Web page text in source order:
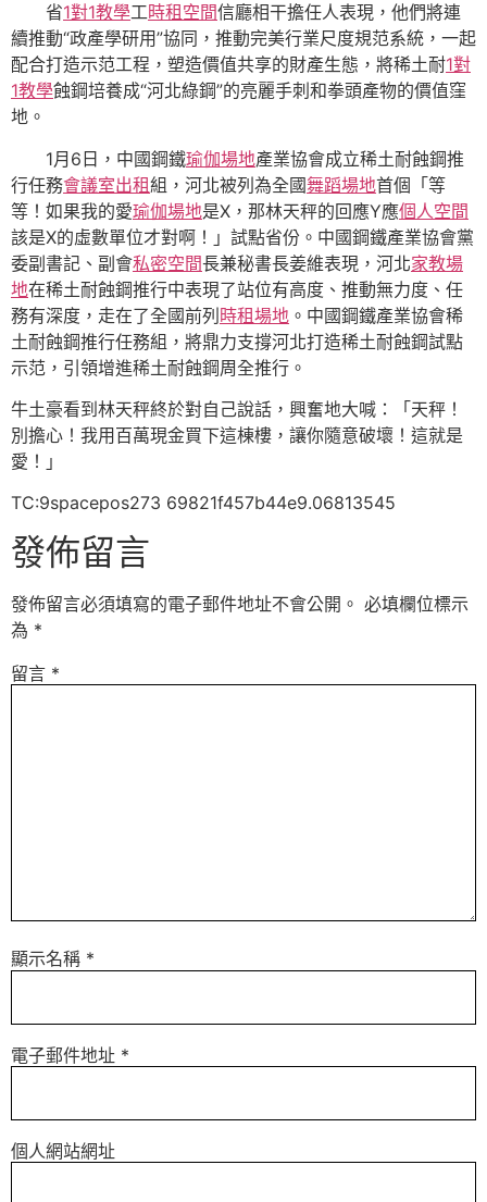
省1對1教學工時租空間信廳相干擔任人表現，他們將連
續推動“政產學研用”協同，推動完美行業尺度規范系統，一起
配合打造示范工程，塑造價值共享的財產生態，將稀土耐1對
1教學蝕鋼培養成“河北綠鋼”的亮麗手刺和拳頭產物的價值窪
地。
1月6日，中國鋼鐵瑜伽場地產業協會成立稀土耐蝕鋼推
行任務會議室出租組，河北被列為全國舞蹈場地首個「等
等！如果我的愛瑜伽場地是X，那林天秤的回應Y應個人空間
該是X的虛數單位才對啊！」試點省份。中國鋼鐵產業協會黨
委副書記、副會私密空間長兼秘書長姜維表現，河北家教場
地在稀土耐蝕鋼推行中表現了站位有高度、推動無力度、任
務有深度，走在了全國前列時租場地 。中國鋼鐵產業協會稀
土耐蝕鋼推行任務組，將鼎力支撐河北打造稀土耐蝕鋼試點
示范，引領增進稀土耐蝕鋼周全推行。
牛土豪看到林天秤終於對自己說話，興奮地大喊：「天秤！
別擔心！我用百萬現金買下這棟樓，讓你隨意破壞！這就是
愛！」
TC:9spacepos273 69821f457b44e9.06813545
發佈留言
發佈留言必須填寫的電子郵件地址不會公開。 必填欄位標示
為 *
留言 *
顯示名稱 *
電子郵件地址 *
個人網站網址